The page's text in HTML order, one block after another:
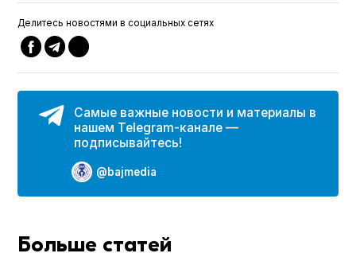
Делитесь новостями в социальных сетях
Самые важные новости и материалы в
нашем Telegram-канале —
подписывайтесь!
@bajmedia
Больше статей